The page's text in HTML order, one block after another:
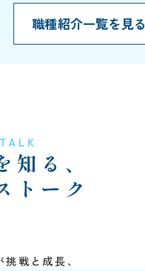
職種紹介一覧を見る
知る、
トーク
戦と成長、